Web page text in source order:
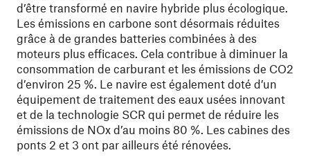
d’être transformé en navire hybride plus écologique.
Les émissions en carbone sont désormais réduites
grâce à de grandes batteries combinées à des
moteurs plus efficaces. Cela contribue à diminuer la
consommation de carburant et les émissions de CO2
d’environ 25 %. Le navire est également doté d’un
équipement de traitement des eaux usées innovant
et de la technologie SCR qui permet de réduire les
émissions de NOx d’au moins 80 %. Les cabines des
ponts 2 et 3 ont par ailleurs été rénovées.